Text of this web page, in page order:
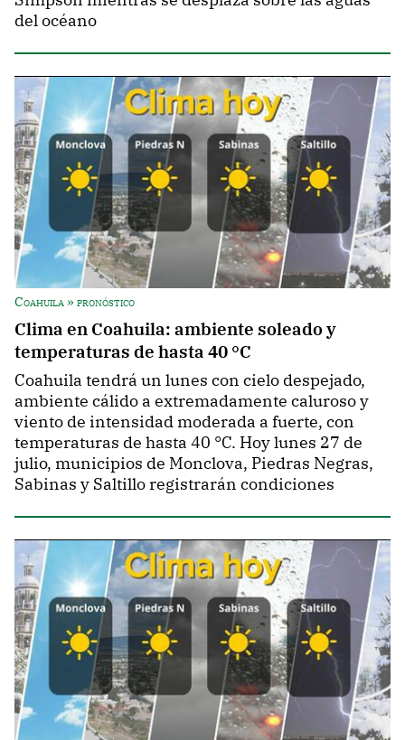
del océano
Coahuila » pronóstico
Clima en Coahuila: ambiente soleado y
temperaturas de hasta 40 °C
Coahuila tendrá un lunes con cielo despejado,
ambiente cálido a extremadamente caluroso y
viento de intensidad moderada a fuerte, con
temperaturas de hasta 40 °C. Hoy lunes 27 de
julio, municipios de Monclova, Piedras Negras,
Sabinas y Saltillo registrarán condiciones